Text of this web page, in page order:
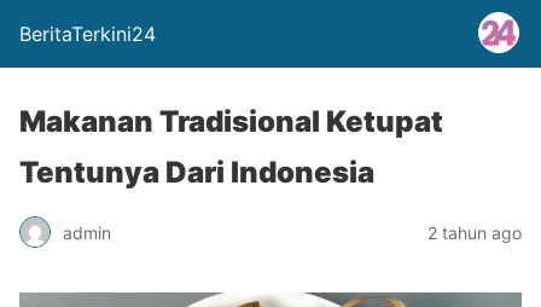
BeritaTerkini24
Makanan Tradisional Ketupat
Tentunya Dari Indonesia
admin 2 tahun ago